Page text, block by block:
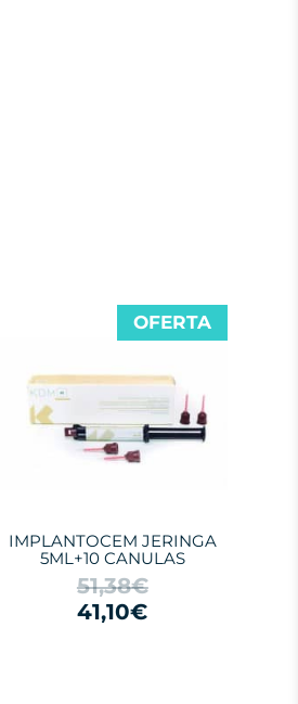
IMPLANTOCEM JERINGA
5ML+10 CANULAS
51,38€
41,10€
OFERTA